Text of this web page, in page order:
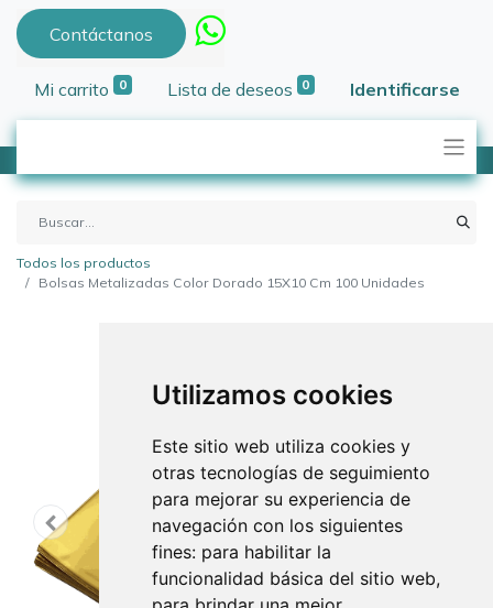
Utilizamos cookies
Este sitio web utiliza cookies y
otras tecnologías de seguimiento
para mejorar su experiencia de
navegación con los siguientes
fines: para habilitar la
funcionalidad básica del sitio web,
Contáctanos
Mi carrito 0 Lista de deseos 0 Identificarse
Todos los productos
Bolsas Metalizadas Color Dorado 15X10 Cm 100 Unidades